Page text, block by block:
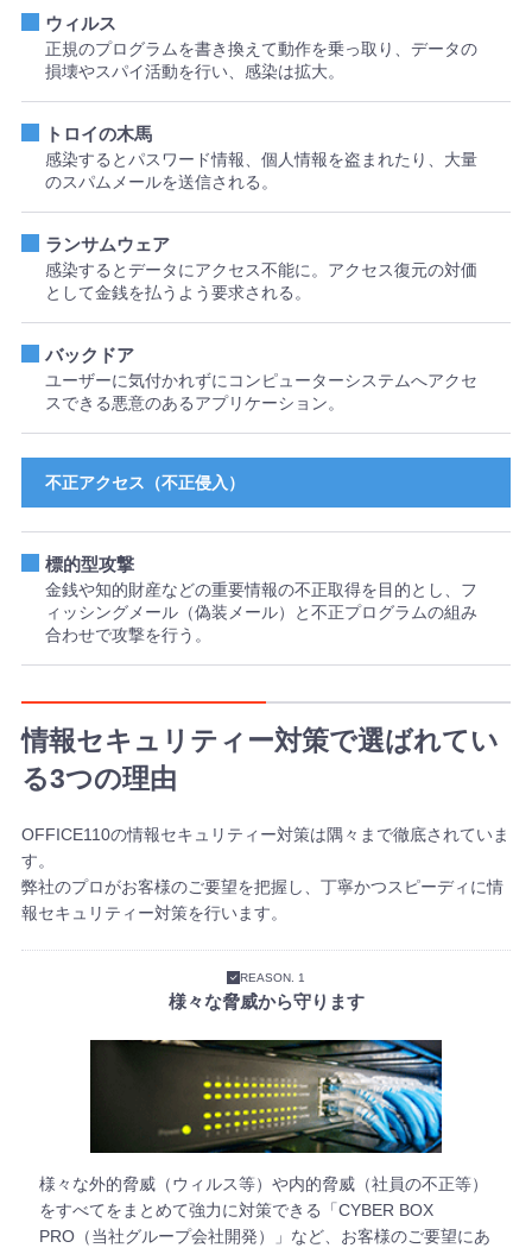
ウィルス
正規のプログラムを書き換えて動作を乗っ取り、データの
損壊やスパイ活動を行い、感染は拡大。
トロイの木馬
感染するとパスワード情報、個人情報を盗まれたり、大量
のスパムメールを送信される。
ランサムウェア
感染するとデータにアクセス不能に。アクセス復元の対価
として金銭を払うよう要求される。
バックドア
ユーザーに気付かれずにコンピューターシステムへアクセ
スできる悪意のあるアプリケーション。
不正アクセス（不正侵入）
標的型攻撃
金銭や知的財産などの重要情報の不正取得を目的とし、フ
ィッシングメール（偽装メール）と不正プログラムの組み
合わせで攻撃を行う。
情報セキュリティー対策で選ばれてい
る3つの理由
OFFICE110の情報セキュリティー対策は隅々まで徹底されていま
す。
弊社のプロがお客様のご要望を把握し、丁寧かつスピーディに情
報セキュリティー対策を行います。
REASON. 1
様々な脅威から守ります
様々な外的脅威（ウィルス等）や内的脅威（社員の不正等）
をすべてをまとめて強力に対策できる「CYBER BOX
PRO（当社グループ会社開発）」など、お客様のご要望にあ